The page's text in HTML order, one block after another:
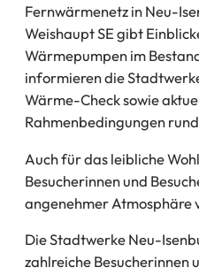
Fernwärmenetz in Neu-
Weishaupt SE gibt
Wärmepumpen im
informieren die
Wärme-Check sowie
Rahmenbedingungen
Auch für das leibliche
Besucherinnen und
angenehmer Atmosphäre
Die Stadtwerke Neu-
zahlreiche Besucherinnen